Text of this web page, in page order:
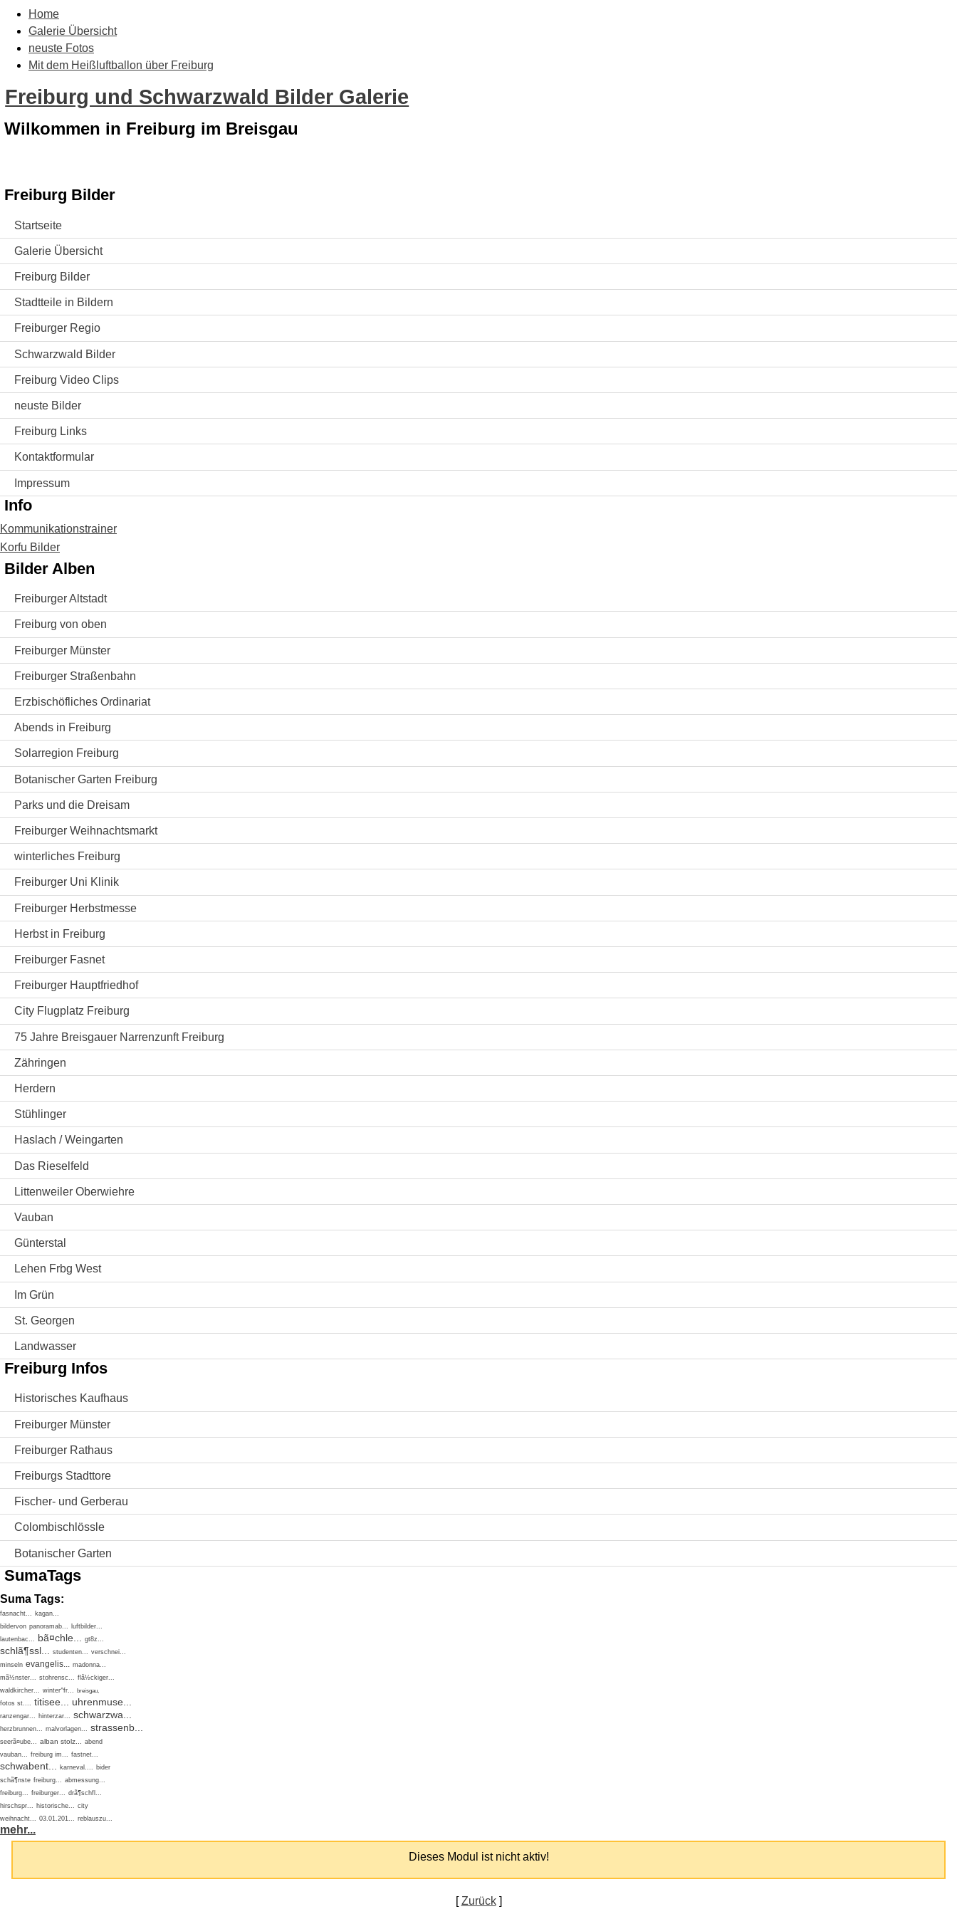
Home
Galerie Übersicht
neuste Fotos
Mit dem Heißluftballon über Freiburg
Freiburg und Schwarzwald Bilder Galerie
Wilkommen in Freiburg im Breisgau
Freiburg Bilder
Startseite
Galerie Übersicht
Freiburg Bilder
Stadtteile in Bildern
Freiburger Regio
Schwarzwald Bilder
Freiburg Video Clips
neuste Bilder
Freiburg Links
Kontaktformular
Impressum
Info
Kommunikationstrainer
Korfu Bilder
Bilder Alben
Freiburger Altstadt
Freiburg von oben
Freiburger Münster
Freiburger Straßenbahn
Erzbischöfliches Ordinariat
Abends in Freiburg
Solarregion Freiburg
Botanischer Garten Freiburg
Parks und die Dreisam
Freiburger Weihnachtsmarkt
winterliches Freiburg
Freiburger Uni Klinik
Freiburger Herbstmesse
Herbst in Freiburg
Freiburger Fasnet
Freiburger Hauptfriedhof
City Flugplatz Freiburg
75 Jahre Breisgauer Narrenzunft Freiburg
Zähringen
Herdern
Stühlinger
Haslach / Weingarten
Das Rieselfeld
Littenweiler Oberwiehre
Vauban
Günterstal
Lehen Frbg West
Im Grün
St. Georgen
Landwasser
Freiburg Infos
Historisches Kaufhaus
Freiburger Münster
Freiburger Rathaus
Freiburgs Stadttore
Fischer- und Gerberau
Colombischlössle
Botanischer Garten
SumaTags
Suma Tags:
fasnacht... kagan...
bildervon panoramab...
luftbilder...
lautenbac... bã¤chle... gt8z...
schlã¶ssl... studenten... verschnei...
minseln evangelis... madonna...
mã½nster... stohrensc... flã½ckiger...
waldkircher... winter^fr... breisgau,
fotos st.... titisee... uhrenmuse...
ranzengar... hinterzar... schwarzwa...
herzbrunnen... malvorlagen... strassenb...
seerã¤ube... alban stolz...
abend
vauban... freiburg im... fastnet...
schwabent... karneval.... bider
schã¶nste freiburg... abmessung...
freiburg... freiburger... drã¶schfl...
hirschspr... historische... city
weihnacht... 03.01.201... reblauszu...
mehr...
Dieses Modul ist nicht aktiv!
Zurück]